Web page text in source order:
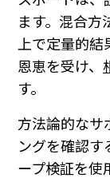
ます。混合方
上で定量的結
恩恵を受け、
す。
方法論的なサ
ングを確認す
ープ検証を使